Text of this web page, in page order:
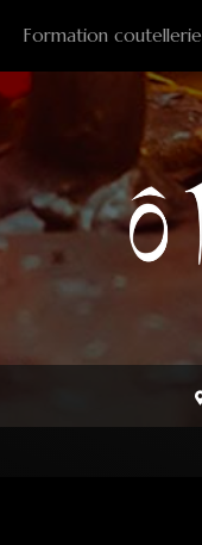
Formation coutellerie